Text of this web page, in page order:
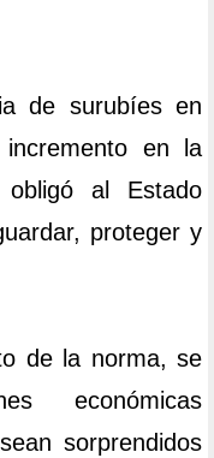
de surubíes en
en la
al Estado
proteger y
de la norma, se
económicas
sorprendidos